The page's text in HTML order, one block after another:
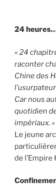
24
« 24
raconter
Chine des
Car nous
quotidien
Le jeune
de l’Empire